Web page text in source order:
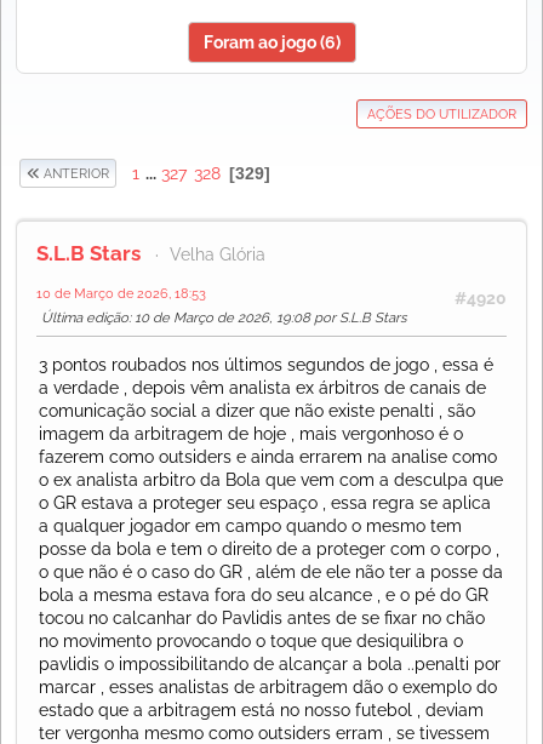
Foram ao jogo (6)
AÇÕES DO UTILIZADOR
ANTERIOR 1 ... 327 328 329
S.L.B Stars Velha Glória
#4920
10 de Março de 2026, 18:53
Última edição: 10 de Março de 2026, 19:08 por S.L.B Stars
3 pontos roubados nos últimos segundos de jogo , essa é
a verdade , depois vêm analista ex árbitros de canais de
comunicação social a dizer que não existe penalti , são
imagem da arbitragem de hoje , mais vergonhoso é o
fazerem como outsiders e ainda errarem na analise como
o ex analista arbitro da Bola que vem com a desculpa que
o GR estava a proteger seu espaço , essa regra se aplica
a qualquer jogador em campo quando o mesmo tem
posse da bola e tem o direito de a proteger com o corpo ,
o que não é o caso do GR , além de ele não ter a posse da
bola a mesma estava fora do seu alcance , e o pé do GR
tocou no calcanhar do Pavlidis antes de se fixar no chão
no movimento provocando o toque que desiquilibra o
pavlidis o impossibilitando de alcançar a bola ..penalti por
marcar , esses analistas de arbitragem dão o exemplo do
estado que a arbitragem está no nosso futebol , deviam
ter vergonha mesmo como outsiders erram , se tivessem